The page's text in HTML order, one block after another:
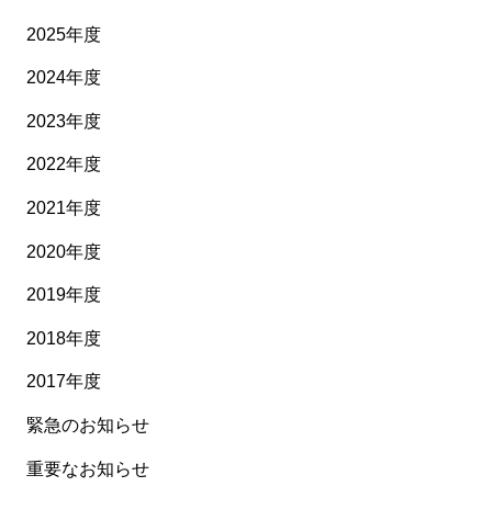
2025年度
2024年度
2023年度
2022年度
2021年度
2020年度
2019年度
2018年度
2017年度
緊急のお知らせ
重要なお知らせ